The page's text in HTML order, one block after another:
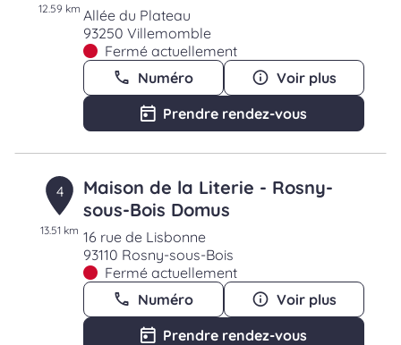
12.59 km Allée du Plateau
93250 Villemomble
Fermé actuellement
Numéro
Voir plus
Prendre rendez-vous
4
13.51 km
Maison de la Literie - Rosny-
sous-Bois Domus
16 rue de Lisbonne
93110 Rosny-sous-Bois
Fermé actuellement
Numéro
Voir plus
Prendre rendez-vous